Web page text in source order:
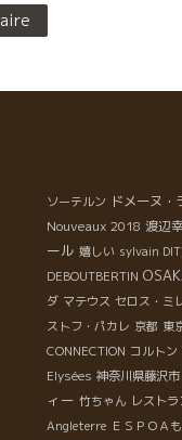
ソーテルン ドメーヌ
Nouveaux 2018 渡辺
ール 嬉しい sylvain
DEBOUTBERTIN
ダ マテウス セロス・ミ
ストフ・パカレ 京都 東
CONNECTION コルトン
Elysées 神奈川県藤沢市
ィー 竹ちゃん レスト
Angleterre ＥＳＰＯＡ